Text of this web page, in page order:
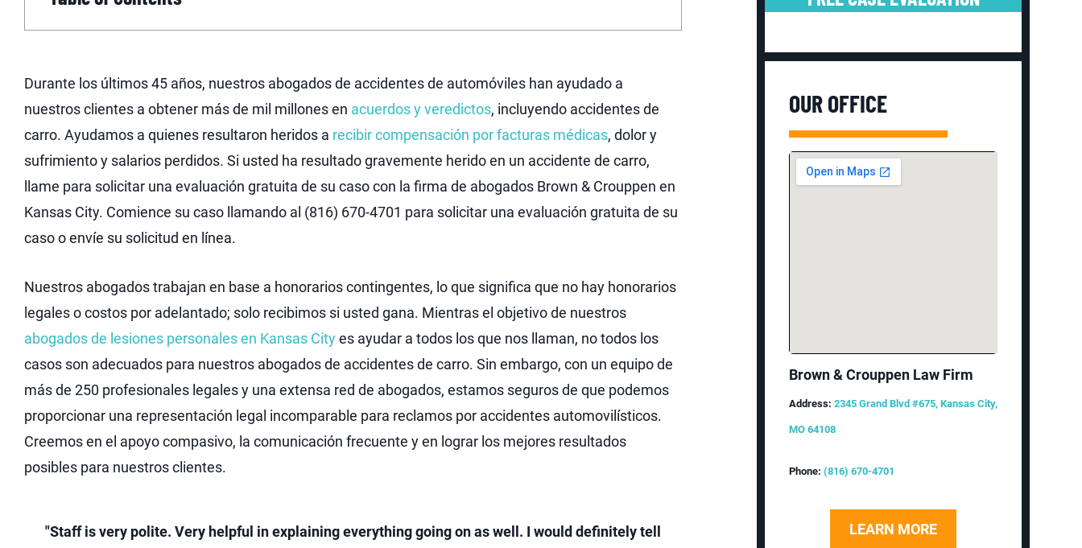
Durante los últimos 45 años, nuestros abogados de accidentes de automóviles han ayudado a
nuestros clientes a obtener más de mil millones en acuerdos y veredictos, incluyendo accidentes de
carro. Ayudamos a quienes resultaron heridos a recibir compensación por facturas médicas, dolor y
sufrimiento y salarios perdidos. Si usted ha resultado gravemente herido en un accidente de carro,
llame para solicitar una evaluación gratuita de su caso con la firma de abogados Brown & Crouppen en
Kansas City. Comience su caso llamando al (816) 670-4701 para solicitar una evaluación gratuita de su
caso o envíe su solicitud en línea.
Nuestros abogados trabajan en base a honorarios contingentes, lo que significa que no hay honorarios
legales o costos por adelantado; solo recibimos si usted gana. Mientras el objetivo de nuestros
abogados de lesiones personales en Kansas Cityes ayudar a todos los que nos llaman, no todos los
casos son adecuados para nuestros abogados de accidentes de carro. Sin embargo, con un equipo de
más de 250 profesionales legales y una extensa red de abogados, estamos seguros de que podemos
proporcionar una representación legal incomparable para reclamos por accidentes automovilísticos.
Creemos en el apoyo compasivo, la comunicación frecuente y en lograr los mejores resultados
posibles para nuestros clientes.
"Staff is very polite. Very helpful in explaining everything going on as well. I would definitely tell
OUR OFFICE
Brown & Crouppen Law Firm
Address: 2345 Grand Blvd #675, Kansas City,
MO 64108
Phone: (816) 670-4701
LEARN MORE